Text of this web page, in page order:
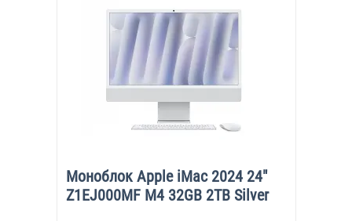
Моноблок Apple iMac 2024 24"
Z1EJ000MF M4 32GB 2TB Silver